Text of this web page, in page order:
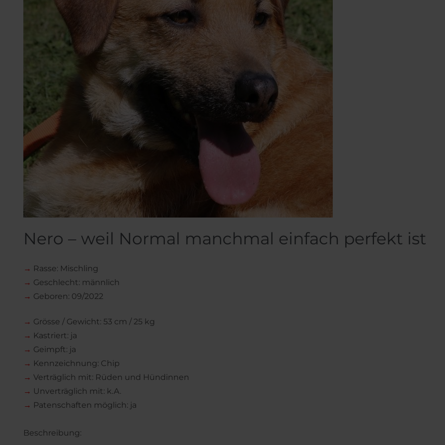
Nero – weil Normal manchmal einfach perfekt ist
→ Rasse: Mischling
→ Geschlecht: männlich
→ Geboren: 09/2022
→ Grösse / Gewicht: 53 cm / 25 kg
→ Kastriert: ja
→ Geimpft: ja
→ Kennzeichnung: Chip
→ Verträglich mit: Rüden und Hündinnen
→ Unverträglich mit: k.A.
→ Patenschaften möglich: ja
Beschreibung: